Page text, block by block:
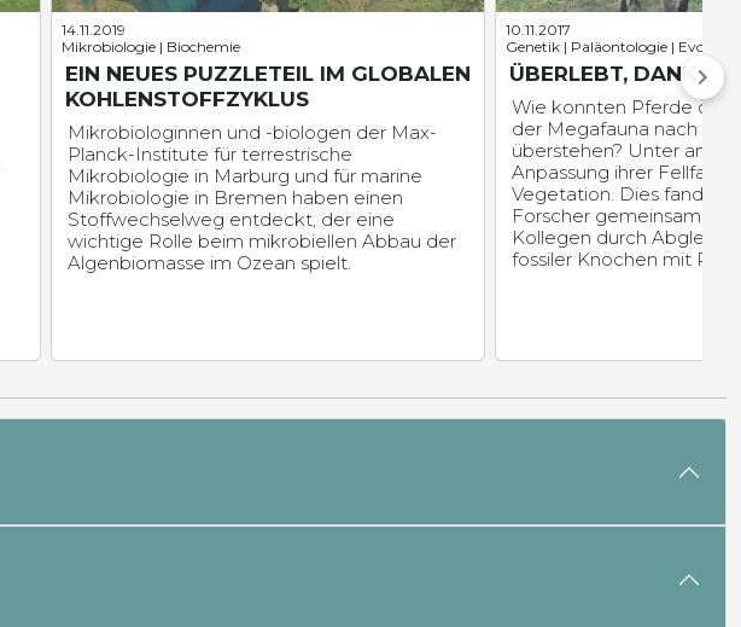
14.11.2019
Mikrobiologie | Biochemie
EIN NEUES PUZZLETEIL IM GLOBALEN
KOHLENSTOFFZYKLUS
Mikrobiologinnen und -biologen der Max-
Planck-Institute für terrestrische
Mikrobiologie in Marburg und für marine
Mikrobiologie in Bremen haben einen
Stoffwechselweg entdeckt, der eine
wichtige Rolle beim mikrobiellen Abbau der
Algenbiomasse im Ozean spielt.
10.11.2017
Genetik | Paläontologie |
ÜBERLEBT, DANK
Wie konnten Pferde das
der Megafauna nach der
überstehen? Unter
Anpassung ihrer
Vegetation. Dies fanden
Forscher gemeinsam
Kollegen durch Abgleich
fossiler Knochen mit